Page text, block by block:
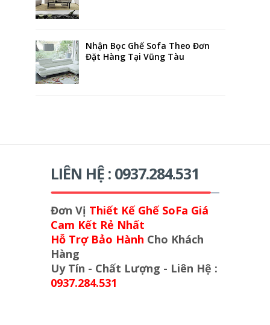
Nhận Bọc Ghế Sofa Theo Đơn
Đặt Hàng Tại Vũng Tàu
LIÊN HỆ : 0937.284.531
Đơn Vị Thiết Kế Ghế SoFa Giá
Cam Kết Rẻ Nhất
Hỗ Trợ Bảo Hành Cho Khách
Hàng
Uy Tín - Chất Lượng - Liên Hệ :
0937.284.531